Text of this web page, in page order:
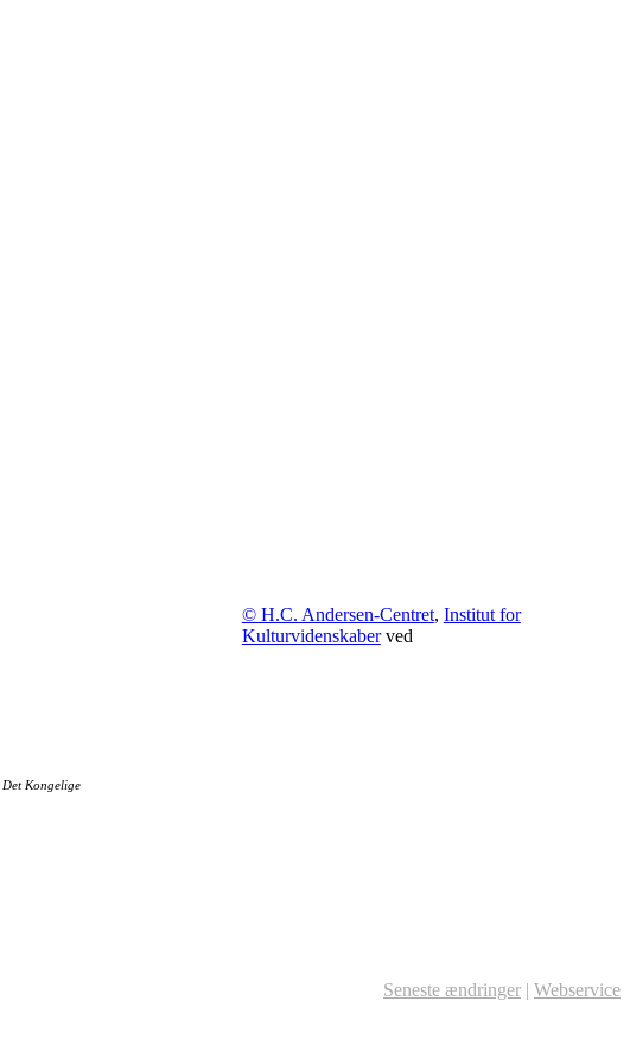
Det Kongelige
© H.C. Andersen-Centret, Institut for
Kulturvidenskaberved
Seneste ændringer | Webservice